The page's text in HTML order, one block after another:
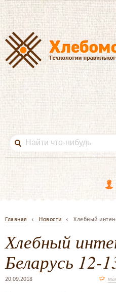
Главная Новости Хлебный
Хлебный
Беларусь 12-
20.09.2018